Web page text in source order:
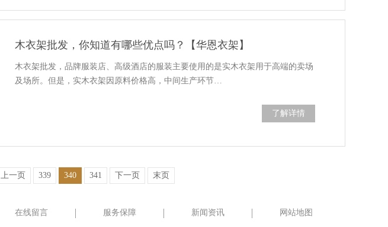
木衣架批发，你知道有哪些优点吗？【华恩衣架】
木衣架批发，品牌服装店、高级酒店的服装主要使用的是实木衣架用于高端的卖场
及场所。但是，实木衣架因原料价格高，中间生产环节…
了解详情
上一页 339 340 341 下一页 末页
在线留言 服务保障 新闻资讯 网站地图